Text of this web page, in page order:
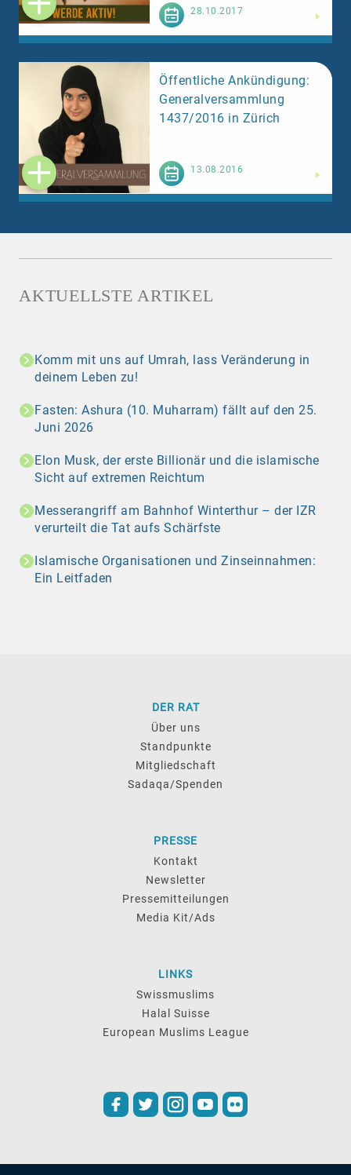
28.10.2017
Öffentliche Ankündigung:
Generalversammlung
1437/2016 in Zürich
13.08.2016
AKTUELLSTE ARTIKEL
Komm mit uns auf Umrah, lass Veränderung in
deinem Leben zu!
Fasten: Ashura (10. Muharram) fällt auf den 25.
Juni 2026
Elon Musk, der erste Billionär und die islamische
Sicht auf extremen Reichtum
Messerangriff am Bahnhof Winterthur – der IZR
verurteilt die Tat aufs Schärfste
Islamische Organisationen und Zinseinnahmen:
Ein Leitfaden
DER RAT
Über uns
Standpunkte
Mitgliedschaft
Sadaqa/Spenden
PRESSE
Kontakt
Newsletter
Pressemitteilungen
Media Kit/Ads
LINKS
Swissmuslims
Halal Suisse
European Muslims League